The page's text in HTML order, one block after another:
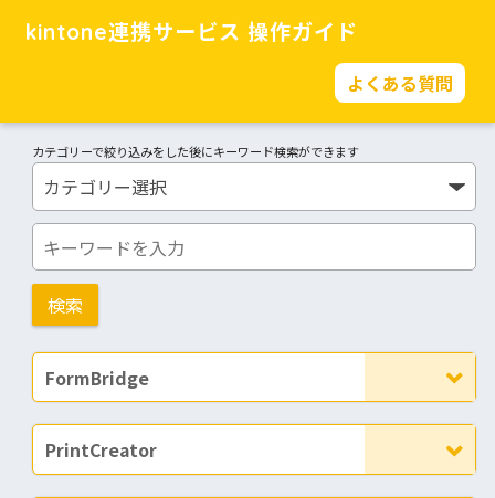
kintone連携サービス 操作ガイド
よくある質問
カテゴリーで絞り込みをした後にキーワード検索ができます
FormBridge
PrintCreator